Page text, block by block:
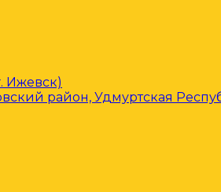
Ижевск)
район, Удмуртская